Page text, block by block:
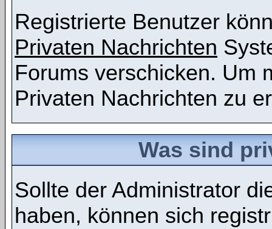
Registrierte Benutzer
Privaten Nachrichten
Forums verschicken. Um
Privaten Nachrichten zu
Was sind
Sollte der Administrator
haben, können sich